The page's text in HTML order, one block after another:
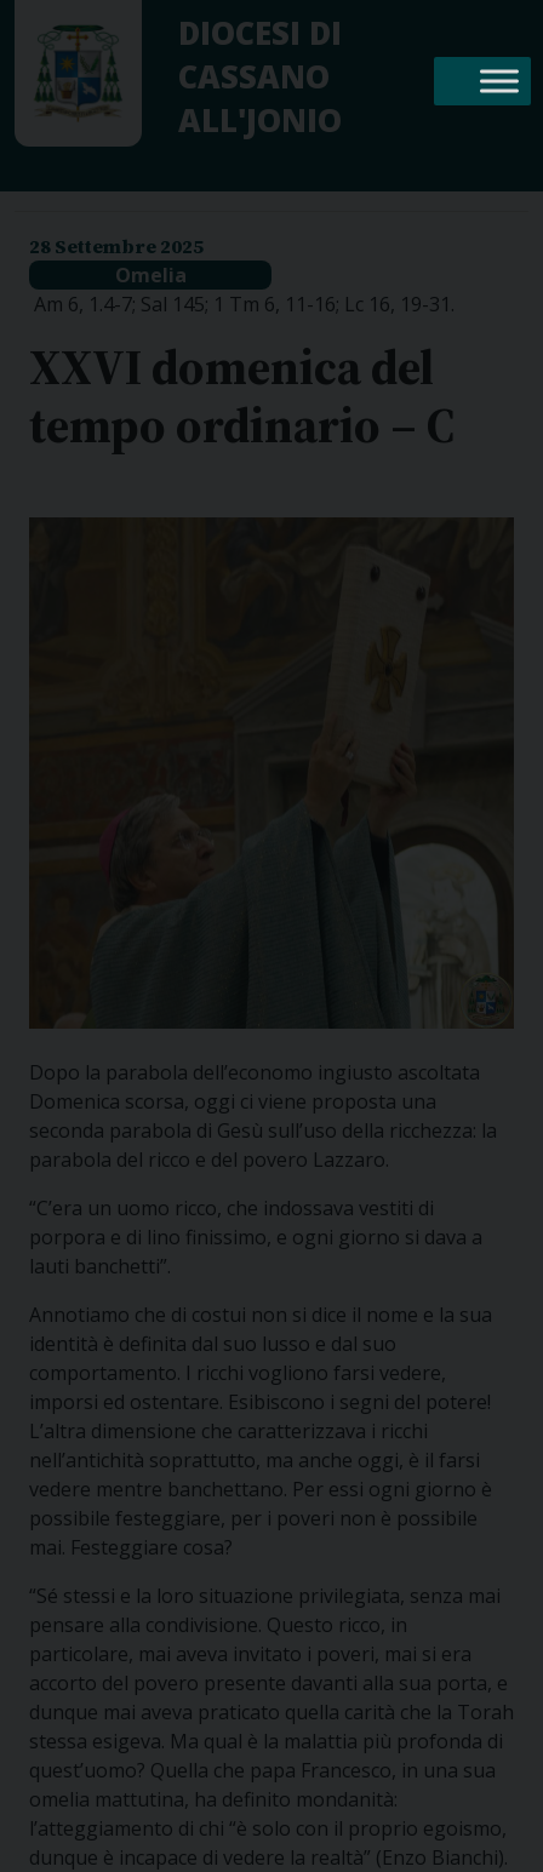
content
DIOCESI DI
CASSANO
ALL'JONIO
28 Settembre 2025
Omelia
Am 6, 1.4-7; Sal 145; 1 Tm 6, 11-16; Lc 16, 19-31.
XXVI domenica del
tempo ordinario – C
Dopo la parabola dell’economo ingiusto ascoltata
Domenica scorsa, oggi ci viene proposta una
seconda parabola di Gesù sull’uso della ricchezza: la
parabola del ricco e del povero Lazzaro.
“C’era un uomo ricco, che indossava vestiti di
porpora e di lino finissimo, e ogni giorno si dava a
lauti banchetti”.
Annotiamo che di costui non si dice il nome e la sua
identità è definita dal suo lusso e dal suo
comportamento. I ricchi vogliono farsi vedere,
imporsi ed ostentare. Esibiscono i segni del potere!
L’altra dimensione che caratterizzava i ricchi
nell’antichità soprattutto, ma anche oggi, è il farsi
vedere mentre banchettano. Per essi ogni giorno è
possibile festeggiare, per i poveri non è possibile
mai. Festeggiare cosa?
“Sé stessi e la loro situazione privilegiata, senza mai
pensare alla condivisione. Questo ricco, in
particolare, mai aveva invitato i poveri, mai si era
accorto del povero presente davanti alla sua porta, e
dunque mai aveva praticato quella carità che la Torah
stessa esigeva. Ma qual è la malattia più profonda di
quest’uomo? Quella che papa Francesco, in una sua
omelia mattutina, ha definito mondanità:
l’atteggiamento di chi “è solo con il proprio egoismo,
dunque è incapace di vedere la realtà” (Enzo Bianchi).